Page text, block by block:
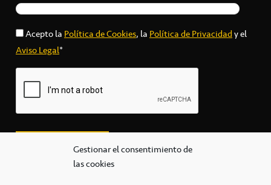
Gestionar el consentimiento de
las cookies
Acepto laPolítica de Cookies, laPolítica de Privacidady el
Aviso Legal*